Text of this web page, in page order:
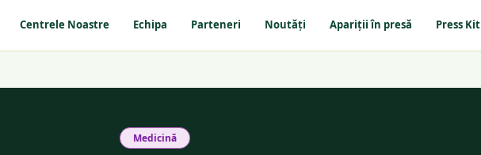
Centrele Noastre Echipa Parteneri Noutăți Apariții în presă Press Kit
Medicină